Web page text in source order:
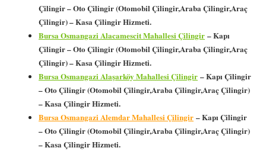
Çilingir – Oto Çilingir (Otomobil Çilingir,Araba Çilingir,Araç
Çilingir) – Kasa Çilingir Hizmeti.
Bursa Osmangazi Alacamescit Mahallesi Çilingir – Kapı
Çilingir – Oto Çilingir (Otomobil Çilingir,Araba Çilingir,Araç
Çilingir) – Kasa Çilingir Hizmeti.
Bursa Osmangazi Alaşarköy Mahallesi Çilingir – Kapı Çilingir
– Oto Çilingir (Otomobil Çilingir,Araba Çilingir,Araç Çilingir)
– Kasa Çilingir Hizmeti.
Bursa Osmangazi Alemdar Mahallesi Çilingir – Kapı Çilingir
– Oto Çilingir (Otomobil Çilingir,Araba Çilingir,Araç Çilingir)
– Kasa Çilingir Hizmeti.